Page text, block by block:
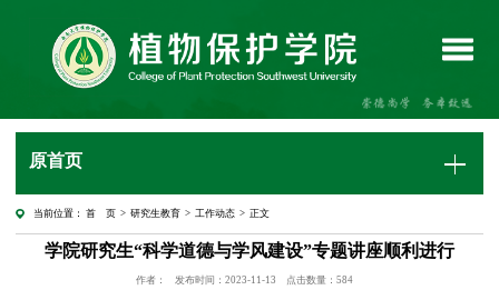
原首页
当前位置： 首 页 >研究生教育 >工作动态 > 正文
学院研究生“科学道德与学风建设”专题讲座顺利进行
作者： 发布时间：2023-11-13 点击数量： 584